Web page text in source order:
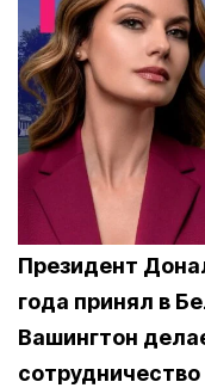
Президент
года принял в
Вашингтон